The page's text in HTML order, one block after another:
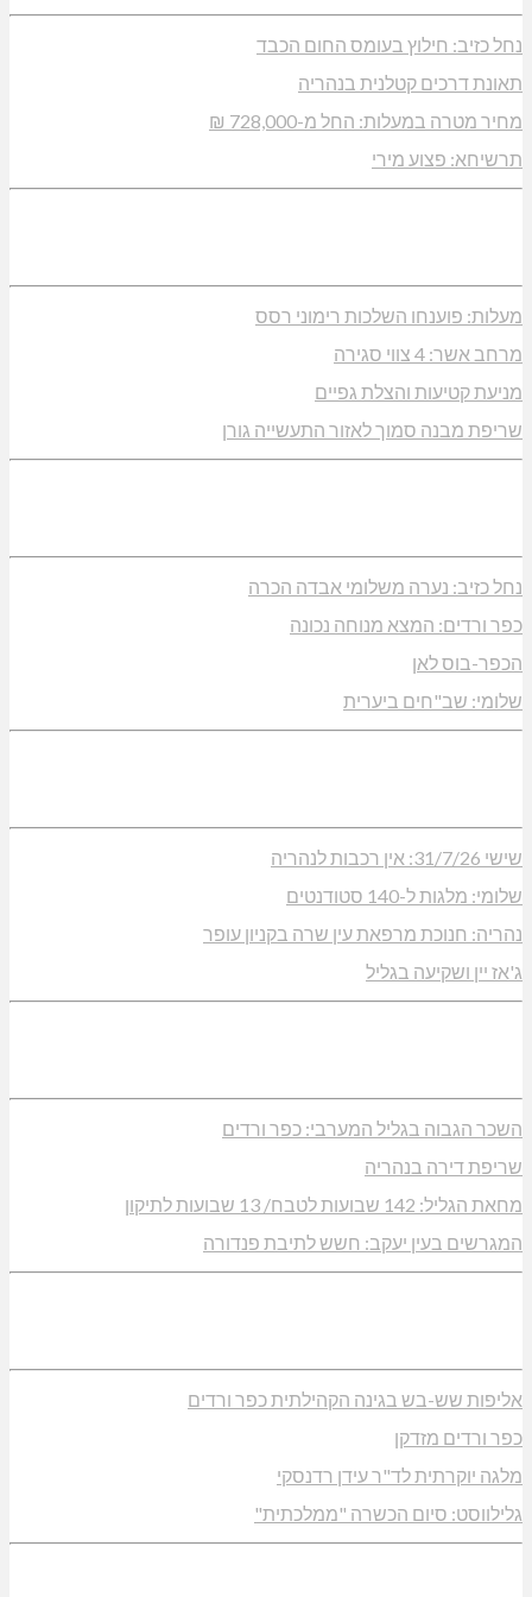
נחל כזיב: חילוץ בעומס החום הכבד
תאונת דרכים קטלנית בנהריה
מחיר מטרה במעלות: החל מ-728,000 ₪
תרשיחא: פצוע מירי
מעלות: פוענחו השלכות רימוני רסס
מרחב אשר: 4 צווי סגירה
מניעת קטיעות והצלת גפיים
שריפת מבנה סמוך לאזור התעשייה גורן
נחל כזיב: נערה משלומי אבדה הכרה
כפר ורדים: המצא מנוחה נכונה
הכפר-בוס לאן
שלומי: שב"חים ביערית
שישי 31/7/26: אין רכבות לנהריה
שלומי: מלגות ל-140 סטודנטים
נהריה: חנוכת מרפאת עין שרה בקניון עופר
ג'אז יין ושקיעה בגליל
השכר הגבוה בגליל המערבי: כפר ורדים
שריפת דירה בנהריה
מחאת הגליל: 142 שבועות לטבח/ 13 שבועות לתיקון
המגרשים בעין יעקב: חשש לתיבת פנדורה
אליפות שש-בש בגינה הקהילתית כפר ורדים
כפר ורדים מזדקן
מלגה יוקרתית לד"ר עידן רדנסקי
גלילווסט: סיום הכשרה "ממלכתית"